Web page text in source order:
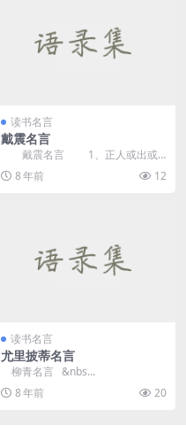
读书名言
戴震名言
戴震名言 1、正人或出或
处，可以不见用，用必措全国于治
安。—...
8 年前 12
读书名言
尤里披蒂名言
柳青名言 &nbs...
8 年前
20